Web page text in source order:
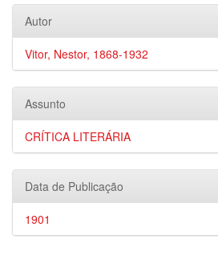
Autor
Vitor, Nestor, 1868-1932
Assunto
CRÍTICA LITERÁRIA
Data de Publicação
1901